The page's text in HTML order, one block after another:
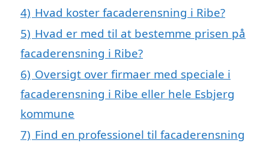
4) Hvad koster facaderensning i Ribe?
5) Hvad er med til at bestemme prisen på
facaderensning i Ribe?
6) Oversigt over firmaer med speciale i
facaderensning i Ribe eller hele Esbjerg
kommune
7) Find en professionel til facaderensning